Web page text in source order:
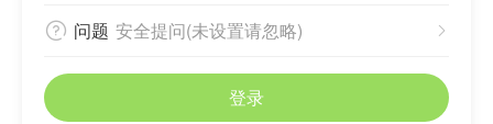
 问题 
安全提问(未设置请忽略)
登录